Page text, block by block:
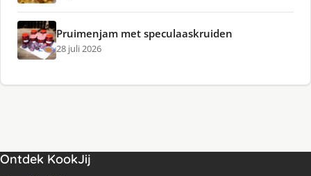
Pruimenjam met speculaaskruiden
28 juli 2026
Ontdek KookJij